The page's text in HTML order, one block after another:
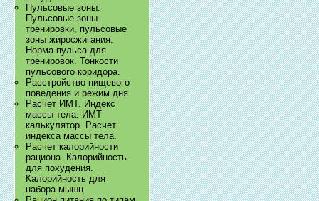
Пульсовые зоны.
Пульсовые зоны
тренировки, пульсовые
зоны жиросжигания.
Норма пульса для
тренировок. Тонкости
пульсового коридора.
Расстройство пищевого
поведения и режим дня.
Расчет ИМТ. Индекс
массы тела. ИМТ
калькулятор. Расчет
индекса массы тела.
Расчет калорийности
рациона. Калорийность
для похудения.
Калорийность для
набора мышц